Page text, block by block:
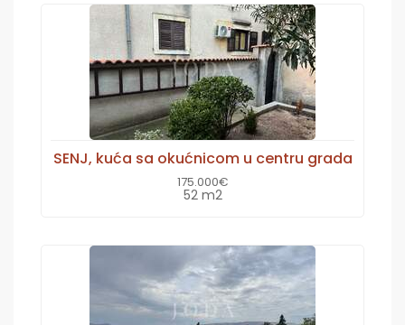
SENJ, kuća sa okućnicom u centru grada
175.000€
52 m2